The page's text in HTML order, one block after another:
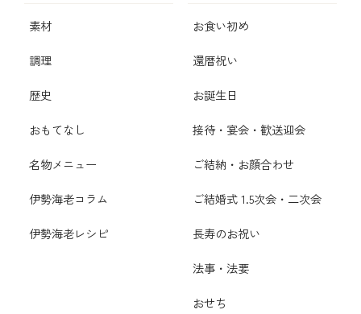
素材
調理
歴史
おもてなし
名物メニュー
伊勢海老コラム
伊勢海老レシピ
お食い初め
還暦祝い
お誕生日
接待・宴会・歓送迎会
ご結納・お顔合わせ
ご結婚式 1.5次会・二次会
長寿のお祝い
法事・法要
おせち